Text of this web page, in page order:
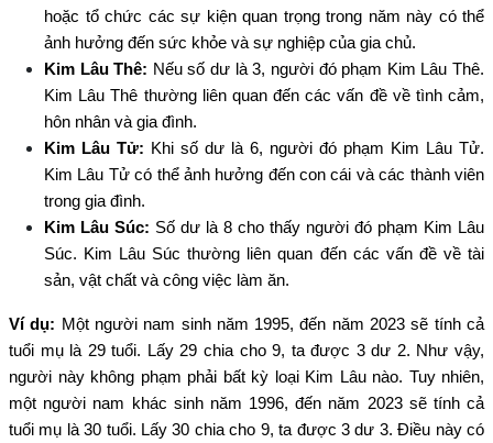
hoặc tổ chức các sự kiện quan trọng trong năm này có thể
ảnh hưởng đến sức khỏe và sự nghiệp của gia chủ.
Kim Lâu Thê: Nếu số dư là 3, người đó phạm Kim Lâu Thê.
Kim Lâu Thê thường liên quan đến các vấn đề về tình cảm,
hôn nhân và gia đình.
Kim Lâu Tử: Khi số dư là 6, người đó phạm Kim Lâu Tử.
Kim Lâu Tử có thể ảnh hưởng đến con cái và các thành viên
trong gia đình.
Kim Lâu Súc: Số dư là 8 cho thấy người đó phạm Kim Lâu
Súc. Kim Lâu Súc thường liên quan đến các vấn đề về tài
sản, vật chất và công việc làm ăn.
Ví dụ: Một người nam sinh năm 1995, đến năm 2023 sẽ tính cả
tuổi mụ là 29 tuổi. Lấy 29 chia cho 9, ta được 3 dư 2. Như vậy,
người này không phạm phải bất kỳ loại Kim Lâu nào. Tuy nhiên,
một người nam khác sinh năm 1996, đến năm 2023 sẽ tính cả
tuổi mụ là 30 tuổi. Lấy 30 chia cho 9, ta được 3 dư 3. Điều này có